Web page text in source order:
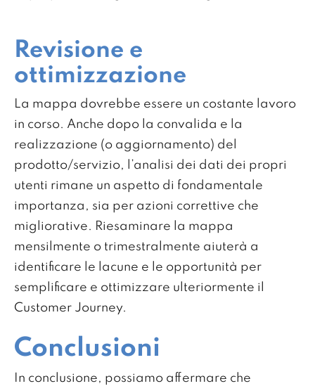
Revisione e
ottimizzazione
La mappa dovrebbe essere un costante lavoro
in corso. Anche dopo la convalida e la
realizzazione (o aggiornamento) del
prodotto/servizio, l’analisi dei dati dei propri
utenti rimane un aspetto di fondamentale
importanza, sia per azioni correttive che
migliorative. Riesaminare la mappa
mensilmente o trimestralmente aiuterà a
identificare le lacune e le opportunità per
semplificare e ottimizzare ulteriormente il
Customer Journey.
Conclusioni
In conclusione, possiamo affermare che